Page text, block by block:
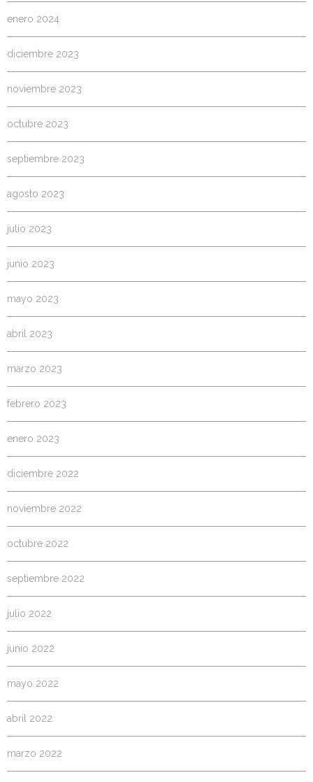
enero 2024
diciembre 2023
noviembre 2023
octubre 2023
septiembre 2023
agosto 2023
julio 2023
junio 2023
mayo 2023
abril 2023
marzo 2023
febrero 2023
enero 2023
diciembre 2022
noviembre 2022
octubre 2022
septiembre 2022
julio 2022
junio 2022
mayo 2022
abril 2022
marzo 2022